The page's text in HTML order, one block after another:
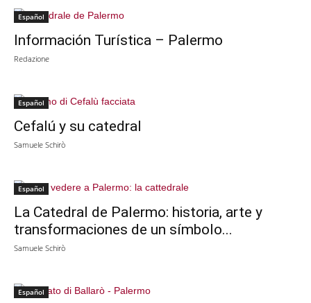
Español
Información Turística – Palermo
Redazione
Español
Cefalú y su catedral
Samuele Schirò
Español
La Catedral de Palermo: historia, arte y
transformaciones de un símbolo...
Samuele Schirò
Español